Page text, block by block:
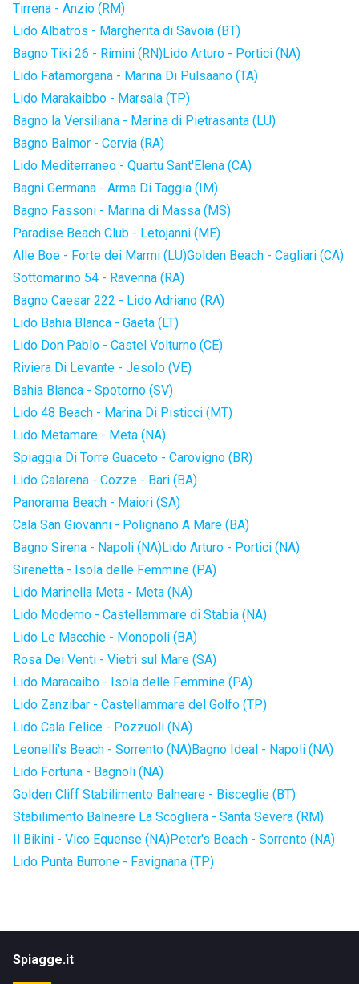
Tirrena - Anzio (RM)
Lido Albatros - Margherita di Savoia (BT)
Bagno Tiki 26 - Rimini (RN)Lido Arturo - Portici (NA)
Lido Fatamorgana - Marina Di Pulsaano (TA)
Lido Marakaibbo - Marsala (TP)
Bagno la Versiliana - Marina di Pietrasanta (LU)
Bagno Balmor - Cervia (RA)
Lido Mediterraneo - Quartu Sant'Elena (CA)
Bagni Germana - Arma Di Taggia (IM)
Bagno Fassoni - Marina di Massa (MS)
Paradise Beach Club - Letojanni (ME)
Alle Boe - Forte dei Marmi (LU)Golden Beach - Cagliari (CA)
Sottomarino 54 - Ravenna (RA)
Bagno Caesar 222 - Lido Adriano (RA)
Lido Bahia Blanca - Gaeta (LT)
Lido Don Pablo - Castel Volturno (CE)
Riviera Di Levante - Jesolo (VE)
Bahia Blanca - Spotorno (SV)
Lido 48 Beach - Marina Di Pisticci (MT)
Lido Metamare - Meta (NA)
Spiaggia Di Torre Guaceto - Carovigno (BR)
Lido Calarena - Cozze - Bari (BA)
Panorama Beach - Maiori (SA)
Cala San Giovanni - Polignano A Mare (BA)
Bagno Sirena - Napoli (NA)Lido Arturo - Portici (NA)
Sirenetta - Isola delle Femmine (PA)
Lido Marinella Meta - Meta (NA)
Lido Moderno - Castellammare di Stabia (NA)
Lido Le Macchie - Monopoli (BA)
Rosa Dei Venti - Vietri sul Mare (SA)
Lido Maracaibo - Isola delle Femmine (PA)
Lido Zanzibar - Castellammare del Golfo (TP)
Lido Cala Felice - Pozzuoli (NA)
Leonelli's Beach - Sorrento (NA)Bagno Ideal - Napoli (NA)
Lido Fortuna - Bagnoli (NA)
Golden Cliff Stabilimento Balneare - Bisceglie (BT)
Stabilimento Balneare La Scogliera - Santa Severa (RM)
Il Bikini - Vico Equense (NA)Peter's Beach - Sorrento (NA)
Lido Punta Burrone - Favignana (TP)
Spiagge.it